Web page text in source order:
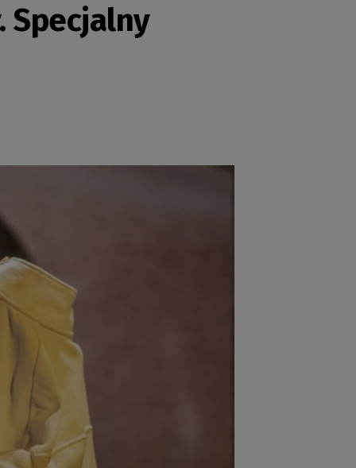
Specjalny